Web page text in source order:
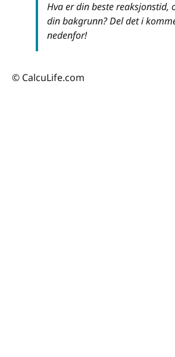
Hva er din beste reaksjonstid,
din bakgrunn? Del det i
nedenfor!
© CalcuLife.com